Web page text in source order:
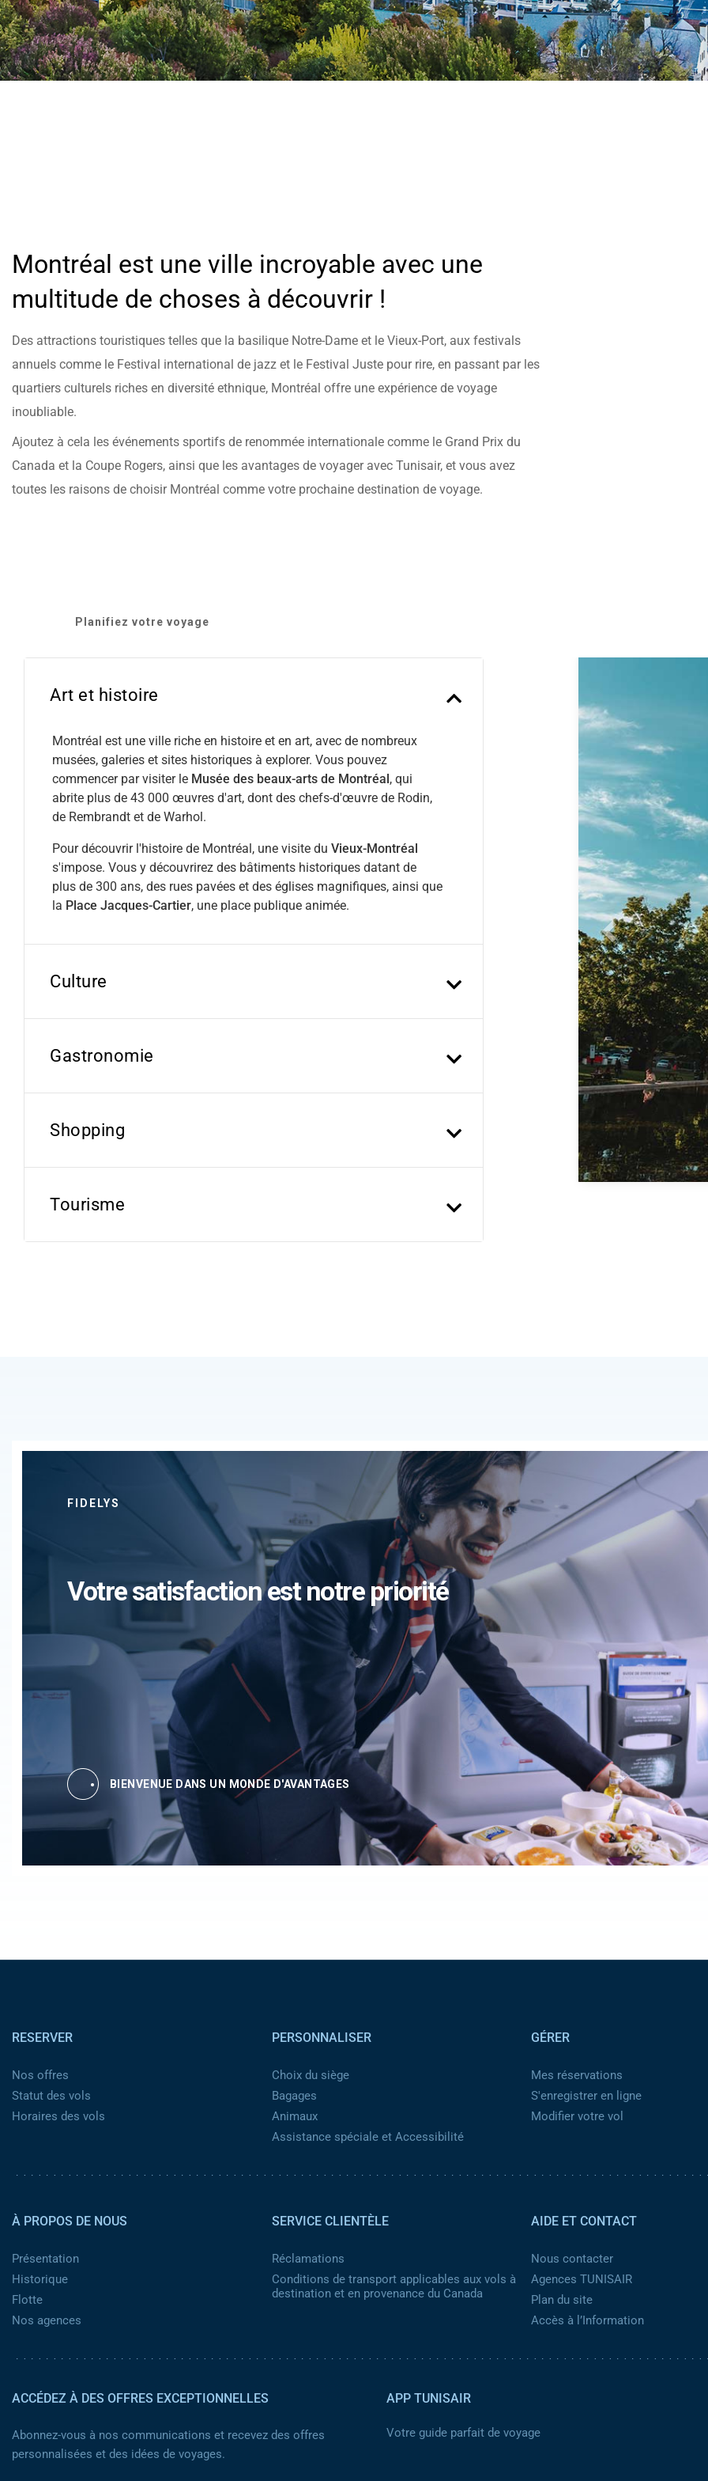
help
you
navigate
and
interact
with
the
Montréal est une ville incroyable avec une
multitude de choses à découvrir !
Des attractions touristiques telles que la basilique Notre-Dame et le Vieux-Port, aux festivals
annuels comme le Festival international de jazz et le Festival Juste pour rire, en passant par les
quartiers culturels riches en diversité ethnique, Montréal offre une expérience de voyage
inoubliable.
Ajoutez à cela les événements sportifs de renommée internationale comme le Grand Prix du
Canada et la Coupe Rogers, ainsi que les avantages de voyager avec Tunisair, et vous avez
toutes les raisons de choisir Montréal comme votre prochaine destination de voyage.
Planifiez votre voyage
Art et histoire
Montréal est une ville riche en histoire et en art, avec de nombreux
musées, galeries et sites historiques à explorer. Vous pouvez
commencer par visiter le Musée des beaux-arts de Montréal, qui
abrite plus de 43 000 œuvres d'art, dont des chefs-d'œuvre de Rodin,
de Rembrandt et de Warhol.
Pour découvrir l'histoire de Montréal, une visite du Vieux-Montréal
s'impose. Vous y découvrirez des bâtiments historiques datant de
plus de 300 ans, des rues pavées et des églises magnifiques, ainsi que
la Place Jacques-Cartier, une place publique animée.
Culture
Gastronomie
Shopping
Tourisme
FIDELYS
Votre satisfaction est notre priorité
BIENVENUE DANS UN MONDE D'AVANTAGES
RESERVER
Nos offres
Statut des vols
Horaires des vols
PERSONNALISER
Choix du siège
Bagages
Animaux
Assistance spéciale et Accessibilité
GÉRER
Mes réservations
S'enregistrer en ligne
Modifier votre vol
À PROPOS DE NOUS
Présentation
Historique
Flotte
Nos agences
SERVICE CLIENTÈLE
Réclamations
Conditions de transport applicables aux vols à
destination et en provenance du Canada
AIDE ET CONTACT
Nous contacter
Agences TUNISAIR
Plan du site
Accès à l’Information
ACCÉDEZ À DES OFFRES EXCEPTIONNELLES
Abonnez-vous à nos communications et recevez des offres
personnalisées et des idées de voyages.
APP TUNISAIR
Votre guide parfait de voyage